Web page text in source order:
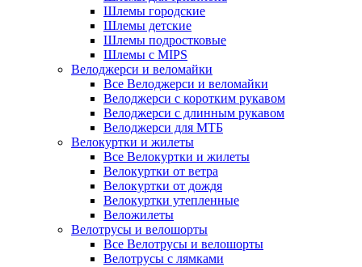
Шлемы городские
Шлемы детские
Шлемы подростковые
Шлемы с MIPS
Велоджерси и веломайки
Все Велоджерси и веломайки
Велоджерси с коротким рукавом
Велоджерси с длинным рукавом
Велоджерси для МТБ
Велокуртки и жилеты
Все Велокуртки и жилеты
Велокуртки от ветра
Велокуртки от дождя
Велокуртки утепленные
Веложилеты
Велотрусы и велошорты
Все Велотрусы и велошорты
Велотрусы с лямками